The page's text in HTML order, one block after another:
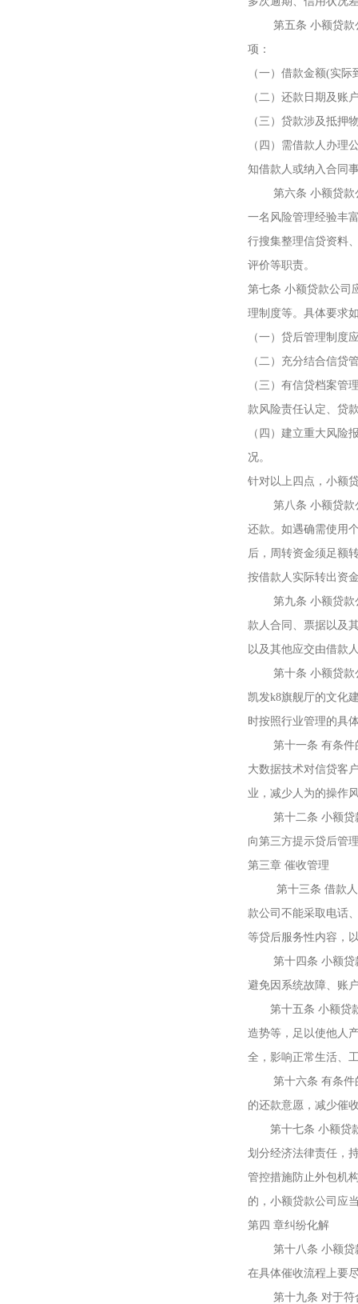
第五条 小额贷款公
项：
（一）借款金额(实
（二）还款日期及账
（三）贷款涉及抵押
（四）需借款人办理
知借款人或纳入合同
第六条 小额贷款公
一名风险管理经验丰
行搜集整理信贷资料
评价等职责。
第七条 小额贷款公司
理制度等。具体要求
（一）贷后管理制度
（二）充分结合信贷
（三）有信贷档案管
款风险责任认定、贷
（四）建立重大风险
况。
针对以上四点，小额
第八条 小额贷款公
还款。如遇确需使用
后，周转资金须足额
按借款人实际转出资
第九条 小额贷款公
款人合同、票据以及
以及其他应交由借款
第十条 小额贷款公
凯发k8旗舰厅的文化
时按照行业管理的具
第十一条 有条件的
大数据技术对信贷客
业，减少人为的操作
第十二条 小额贷款
向第三方提示贷后管
第三章 催收管理
第十三条 借款人未
款公司不能采取电话
等贷后服务性内容，
第十四条 小额贷款
避免因系统故障、账
第十五条 小额贷款
造势等，足以使他人
全，影响正常生活、
第十六条 有条件的
的还款意愿，减少催
第十七条 小额贷款
划分经济法律责任，
管控措施防止外包机
的，小额贷款公司应
第四 章纠纷化解
第十八条 小额贷款
在具体催收流程上要
第十九条 对于符合